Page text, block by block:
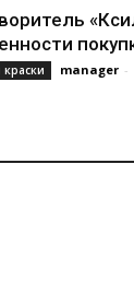
manager -